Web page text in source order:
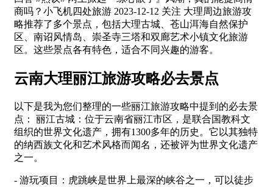
商吗？小飞机四处旅游 2023-12-12 关注 大理周边旅游攻
略推荐了多个景点，包括大理古城、苍山洱海自然保护
区、南诏风情岛、崇圣寺三塔和双廊艺术小镇文化旅游
区。这些景点各有特色，适合不同兴趣的游客。
云南大理丽江旅游攻略必去景点
以下是我为您们整理的一些丽江旅游攻略中提到的必去景
点： 丽江古城：位于云南省丽江市区，是联合国教科文
组织的世界文化遗产，拥有1300多年的历史。它以其独特
的纳西族文化和艺术风格而闻名，还被评为世界文化遗产
之一。
- 游玩项目：虎跳峡是世界上最深的峡谷之一，可以徒步